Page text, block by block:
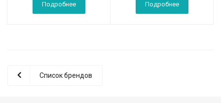
Подробнее Подробнее
Список брендов